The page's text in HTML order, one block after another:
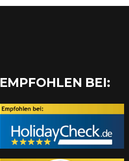
EMPFOHLEN BEI: